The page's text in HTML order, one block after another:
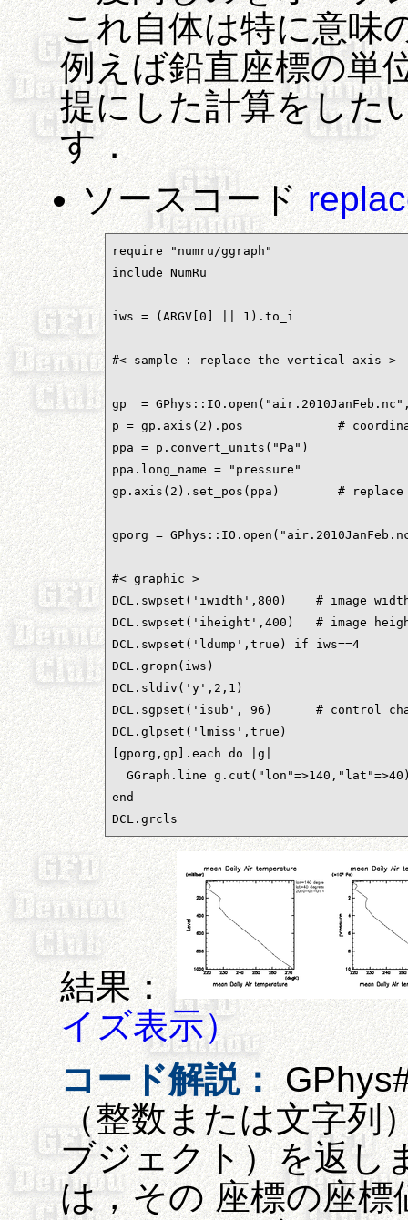
これ自体は特に意味
例えば鉛直座標の単
提にした計算をした
す．
ソースコード
require "numru/ggraph"
include NumRu
iws = (ARGV[0] || 1).to_i
#< sample : replace the vertical axis >
gp  =
p = gp.axis(2).pos             #
ppa = p.convert_units("Pa")
ppa.long_name = "pressure"
gp.axis(2).set_pos(ppa)        #
gporg =
#< graphic >
DCL.swpset('iwidth',800)    # image
DCL.swpset('iheight',400)   # image
DCL.swpset('ldump',true) if iws==4
DCL.gropn(iws)
DCL.sldiv('y',2,1)
DCL.sgpset('isub', 96)      # control
DCL.glpset('lmiss',true)
[gporg,gp].each do |g|
GGraph.line
end
DCL.grcls
結果：
イズ表示）
コード解説：
（整数または文字列
ブジェクト）を返し
は，その 座標の座